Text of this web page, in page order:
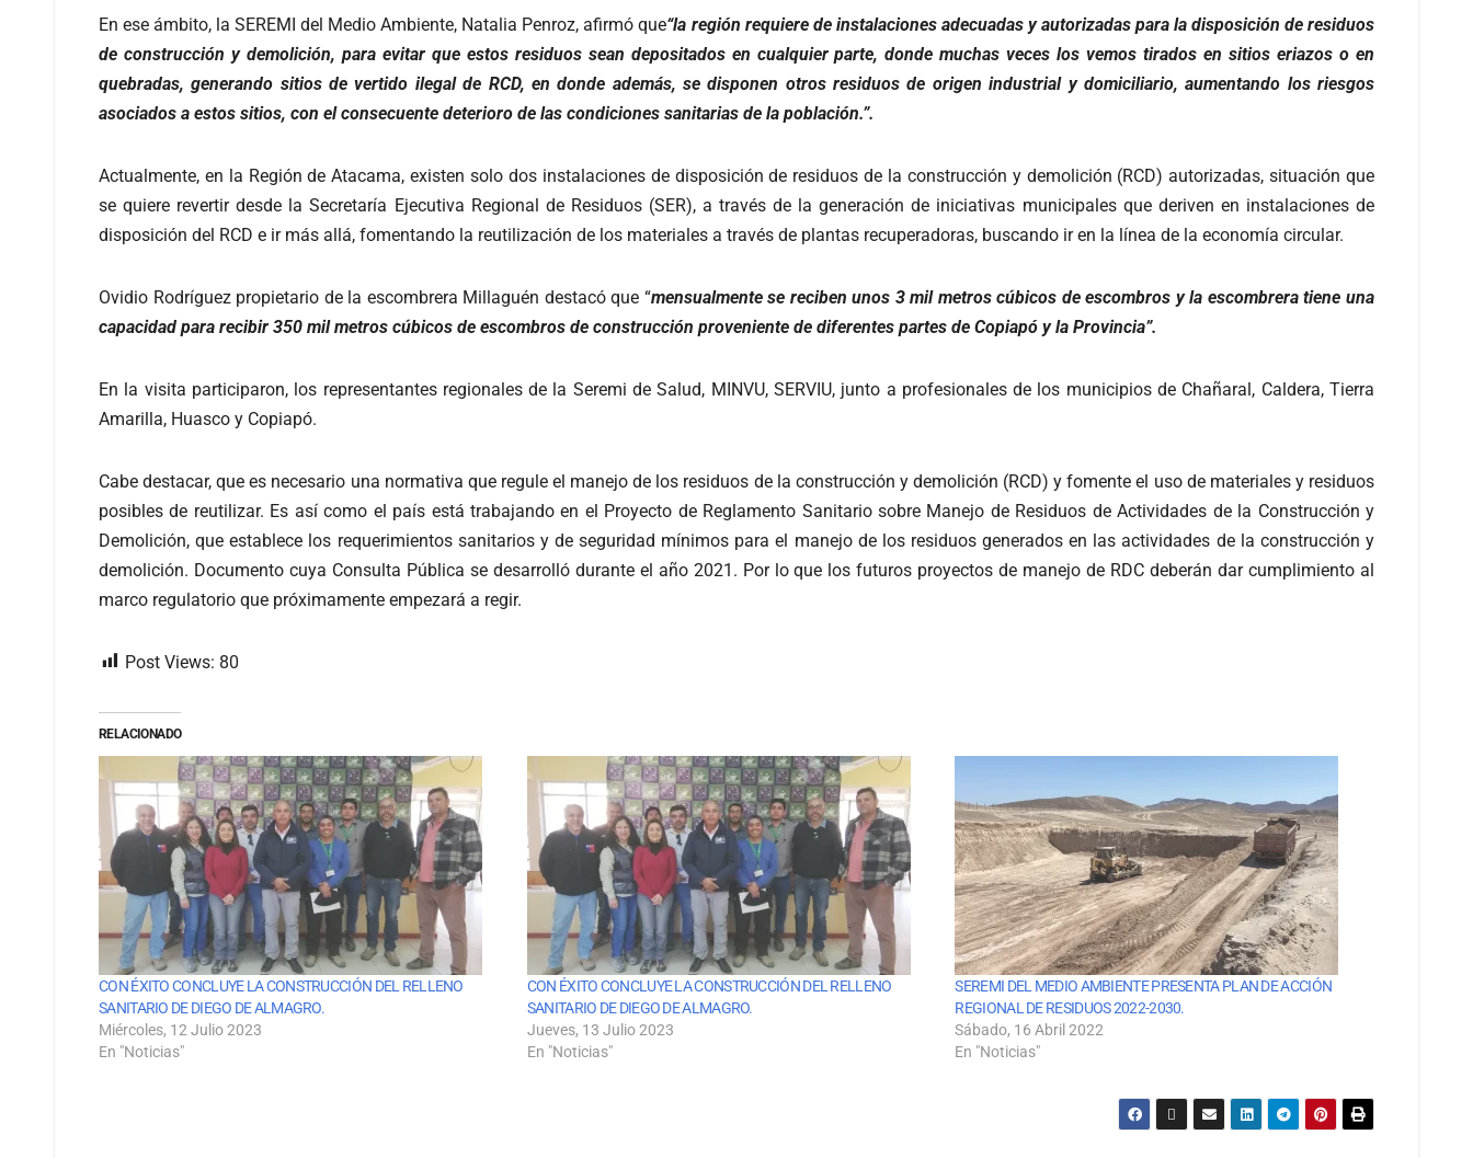
En ese ámbito, la SEREMI del Medio Ambiente, Natalia Penroz, afirmó que“la región requiere de instalaciones adecuadas y autorizadas para la disposición de residuos
de construcción y demolición, para evitar que estos residuos sean depositados en cualquier parte, donde muchas veces los vemos tirados en sitios eriazos o en
quebradas, generando sitios de vertido ilegal de RCD, en donde además, se disponen otros residuos de origen industrial y domiciliario, aumentando los riesgos
asociados a estos sitios, con el consecuente deterioro de las condiciones sanitarias de la población.”.
Actualmente, en la Región de Atacama, existen solo dos instalaciones de disposición de residuos de la construcción y demolición (RCD) autorizadas, situación que
se quiere revertir desde la Secretaría Ejecutiva Regional de Residuos (SER), a través de la generación de iniciativas municipales que deriven en instalaciones de
disposición del RCD e ir más allá, fomentando la reutilización de los materiales a través de plantas recuperadoras, buscando ir en la línea de la economía circular.
Ovidio Rodríguez propietario de la escombrera Millaguén destacó que “mensualmente se reciben unos 3 mil metros cúbicos de escombros y la escombrera tiene una
capacidad para recibir 350 mil metros cúbicos de escombros de construcción proveniente de diferentes partes de Copiapó y la Provincia”.
En la visita participaron, los representantes regionales de la Seremi de Salud, MINVU, SERVIU, junto a profesionales de los municipios de Chañaral, Caldera, Tierra
Amarilla, Huasco y Copiapó.
Cabe destacar, que es necesario una normativa que regule el manejo de los residuos de la construcción y demolición (RCD) y fomente el uso de materiales y residuos
posibles de reutilizar. Es así como el país está trabajando en el Proyecto de Reglamento Sanitario sobre Manejo de Residuos de Actividades de la Construcción y
Demolición, que establece los requerimientos sanitarios y de seguridad mínimos para el manejo de los residuos generados en las actividades de la construcción y
demolición. Documento cuya Consulta Pública se desarrolló durante el año 2021. Por lo que los futuros proyectos de manejo de RDC deberán dar cumplimiento al
marco regulatorio que próximamente empezará a regir.
Post Views: 80
RELACIONADO
CON ÉXITO CONCLUYE LA CONSTRUCCIÓN DEL RELLENO
SANITARIO DE DIEGO DE ALMAGRO.
Miércoles, 12 Julio 2023
En "Noticias"
CON ÉXITO CONCLUYE LA CONSTRUCCIÓN DEL RELLENO
SANITARIO DE DIEGO DE ALMAGRO.
Jueves, 13 Julio 2023
En "Noticias"
SEREMI DEL MEDIO AMBIENTE PRESENTA PLAN DE ACCIÓN
REGIONAL DE RESIDUOS 2022-2030.
Sábado, 16 Abril 2022
En "Noticias"